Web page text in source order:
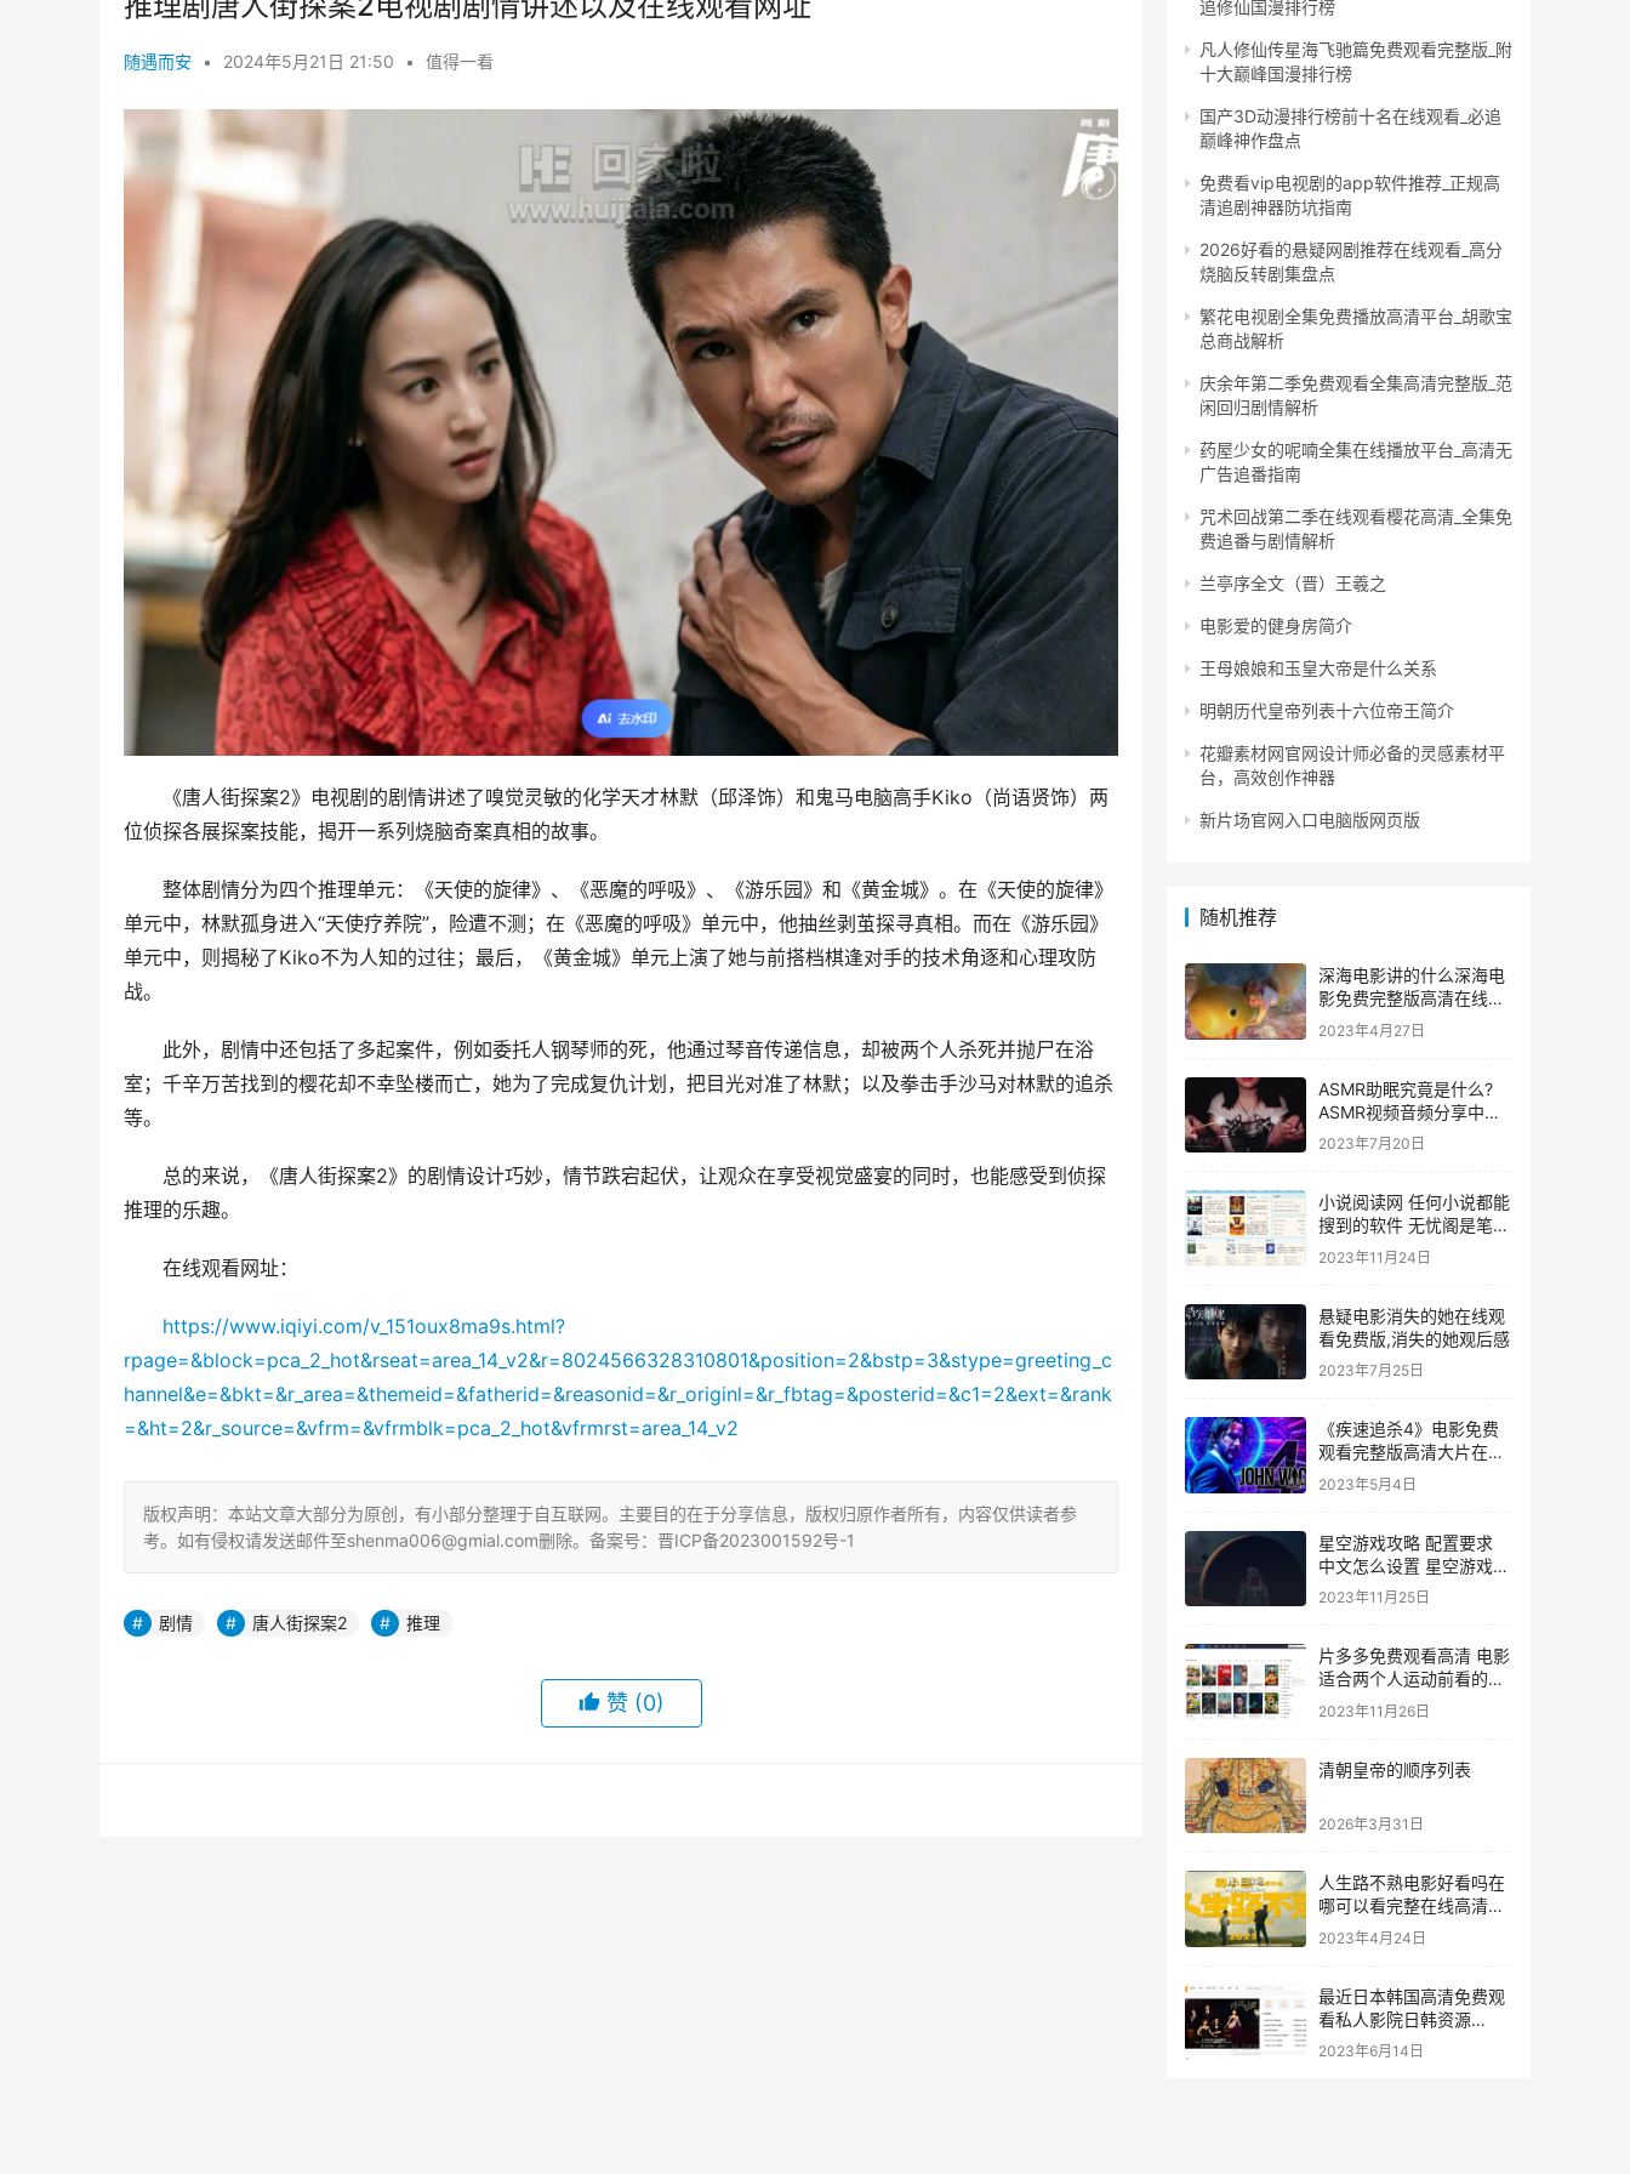
随遇而安 • 2024年5月21日 21:50 • 值得一看
《唐人街探案2》电视剧的剧情讲述了嗅觉灵敏的化学天才林默（邱泽饰）和鬼马电脑高手Kiko（尚语贤饰）两
位侦探各展探案技能，揭开一系列烧脑奇案真相的故事。
整体剧情分为四个推理单元：《天使的旋律》、《恶魔的呼吸》、《游乐园》和《黄金城》。在《天使的旋律》
单元中，林默孤身进入“天使疗养院”，险遭不测；在《恶魔的呼吸》单元中，他抽丝剥茧探寻真相。而在《游乐园》
单元中，则揭秘了Kiko不为人知的过往；最后，《黄金城》单元上演了她与前搭档棋逢对手的技术角逐和心理攻防
战。
此外，剧情中还包括了多起案件，例如委托人钢琴师的死，他通过琴音传递信息，却被两个人杀死并抛尸在浴
室；千辛万苦找到的樱花却不幸坠楼而亡，她为了完成复仇计划，把目光对准了林默；以及拳击手沙马对林默的追杀
等。
总的来说，《唐人街探案2》的剧情设计巧妙，情节跌宕起伏，让观众在享受视觉盛宴的同时，也能感受到侦探
推理的乐趣。
在线观看网址：
https://www.iqiyi.com/v_151oux8ma9s.html?
rpage=&block=pca_2_hot&rseat=area_14_v2&r=8024566328310801&position=2&bstp=3&stype=greeting_c
hannel&e=&bkt=&r_area=&themeid=&fatherid=&reasonid=&r_originl=&r_fbtag=&posterid=&c1=2&ext=&rank
=&ht=2&r_source=&vfrm=&vfrmblk=pca_2_hot&vfrmrst=area_14_v2
版权声明：本站文章大部分为原创，有小部分整理于自互联网。主要目的在于分享信息，版权归原作者所有，内容仅供读者参
考。如有侵权请发送邮件至shenma006@gmial.com删除。备案号：晋ICP备2023001592号-1
剧情 唐人街探案2 推理
赞 (0)
追修仙国漫排行榜
凡人修仙传星海飞驰篇免费观看完整版_附
十大巅峰国漫排行榜
国产3D动漫排行榜前十名在线观看_必追
巅峰神作盘点
免费看vip电视剧的app软件推荐_正规高
清追剧神器防坑指南
2026好看的悬疑网剧推荐在线观看_高分
烧脑反转剧集盘点
繁花电视剧全集免费播放高清平台_胡歌宝
总商战解析
庆余年第二季免费观看全集高清完整版_范
闲回归剧情解析
药屋少女的呢喃全集在线播放平台_高清无
广告追番指南
咒术回战第二季在线观看樱花高清_全集免
费追番与剧情解析
兰亭序全文（晋）王羲之
电影爱的健身房简介
王母娘娘和玉皇大帝是什么关系
明朝历代皇帝列表十六位帝王简介
花瓣素材网官网设计师必备的灵感素材平
台，高效创作神器
新片场官网入口电脑版网页版
随机推荐
深海电影讲的什么深海电
影免费完整版高清在线观
看1080p-星空影视
2023年4月27日
ASMR助眠究竟是什么?
ASMR视频音频分享中文
第一站
2023年7月20日
小说阅读网 任何小说都能
搜到的软件 无忧阁是笔趣
阁吗
2023年11月24日
悬疑电影消失的她在线观
看免费版,消失的她观后感
2023年7月25日
《疾速追杀4》电影免费
观看完整版高清大片在线
播放疾速追杀4剧情解析
2023年5月4日
星空游戏攻略 配置要求
中文怎么设置 星空游戏官
网
2023年11月25日
片多多免费观看高清 电影
适合两个人运动前看的电
影美国
2023年11月26日
清朝皇帝的顺序列表
2026年3月31日
人生路不熟电影好看吗在
哪可以看完整在线高清人
生路不熟电影简介
2023年4月24日
最近日本韩国高清免费观
看私人影院日韩资源
1080p-韩剧tv
2023年6月14日